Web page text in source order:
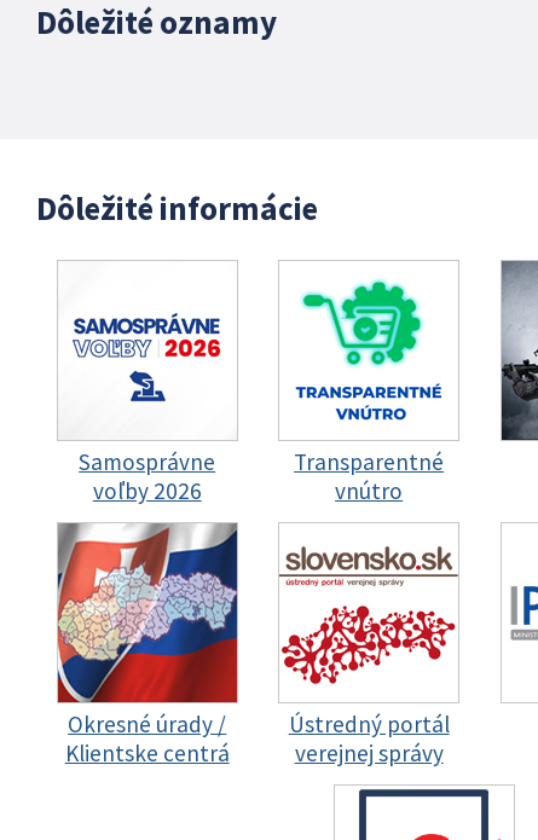
Dôležité oznamy
Dôležité informácie
Samosprávne
voľby 2026
Transparentné
vnútro
Okresné úrady /
Klientske centrá
Ústredný portál
verejnej správy